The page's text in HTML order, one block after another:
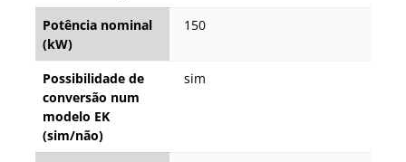
Potência nominal
(kW)
150
Possibilidade de
conversão num
modelo EK
(sim/não)
sim